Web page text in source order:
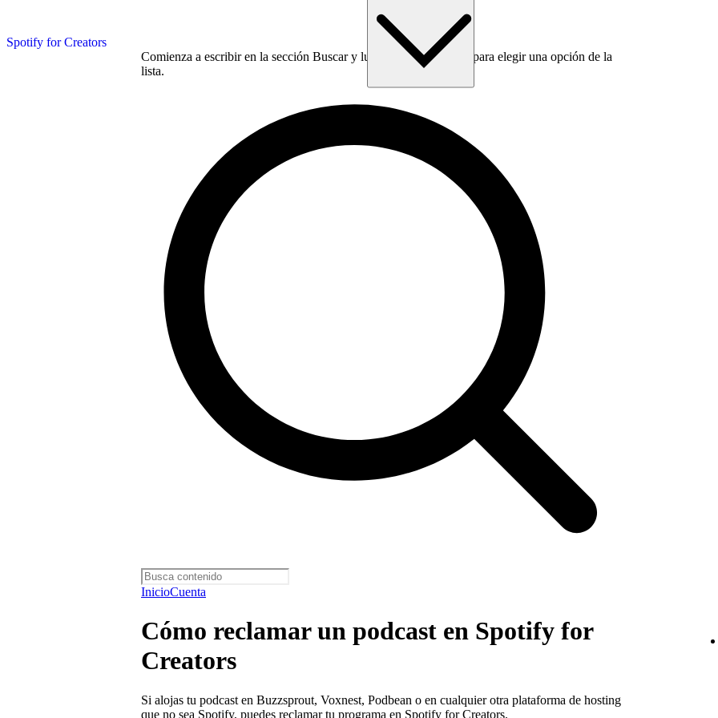
Spotify for Creators
Comienza a escribir en la sección Buscar y luego usa la tecla Tab para elegir una opción de la
lista.
InicioCuenta
Cómo reclamar un podcast en Spotify for
Creators
Si alojas tu podcast en Buzzsprout, Voxnest, Podbean o en cualquier otra plataforma de hosting
que no sea Spotify, puedes reclamar tu programa en Spotify for Creators.